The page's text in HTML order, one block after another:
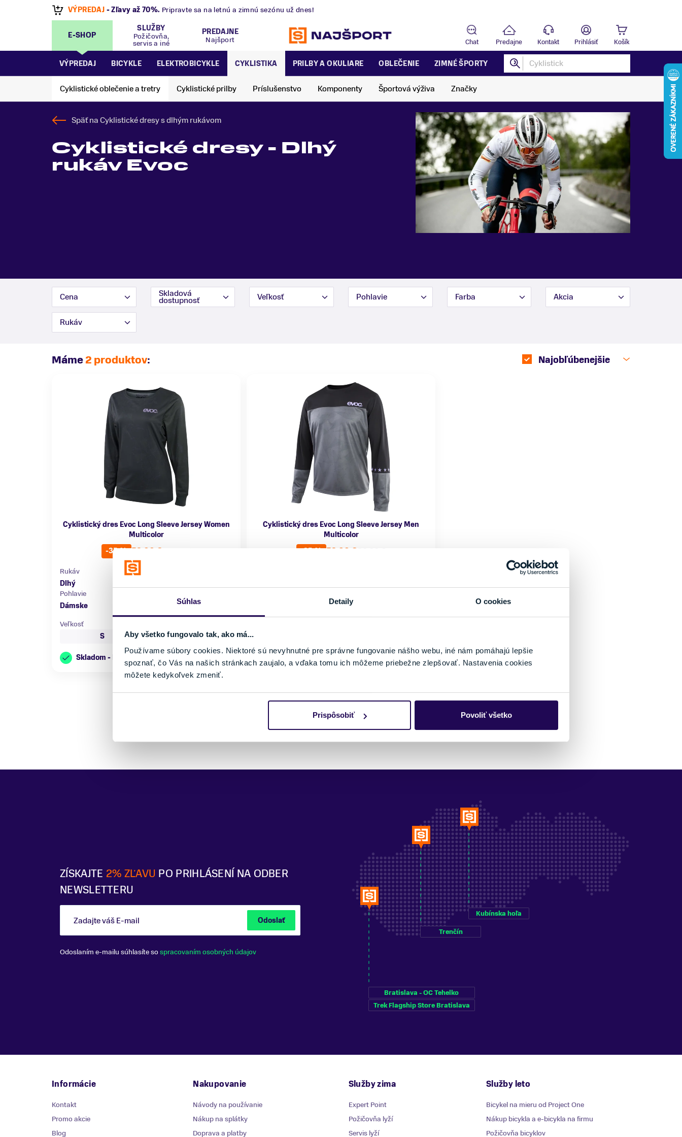
Súhlas Detaily O cookies
Aby všetko fungovalo tak, ako má...
Používame súbory cookies. Niektoré sú nevyhnutné pre správne fungovanie nášho webu, iné nám pomáhajú lepšie
spoznať, čo Vás na našich stránkach zaujalo, a vďaka tomu ich môžeme priebežne zlepšovať. Nastavenia cookies
môžete kedykoľvek zmeniť.
Prispôsobiť Povoliť všetko
VÝPREDAJ - Zľavy až 70%. Pripravte sa na letnú a zimnú sezónu už dnes!
E-SHOP
SLUŽBY
Požičovňa,
servis a iné
PREDAJNE
Najšport
Chat Predajne Kontakt Prihlásiť Košík
VÝPREDAJ BICYKLE ELEKTROBICYKLE CYKLISTIKA PRILBY A OKULIARE OBLEČENIE ZIMNÉ ŠPORTY
Cyklistické oblečenie a tretry Cyklistické prilby Príslušenstvo Komponenty Športová výživa Značky
Späť naCyklistické dresy s dlhým rukávom
Cyklistické dresy - Dlhý
rukáv Evoc
Cena Skladová
dostupnosť Veľkosť Pohlavie Farba Akcia
Rukáv
Máme2 produktov: Najobľúbenejšie
Cyklistický dres Evoc Long Sleeve Jersey Women
Multicolor
-35 % 52,00 €
Rukáv
Dlhý
Pohlavie
Dámske
Veľkosť
S
M
Skladom - Ihneď k odberu
Cyklistický dres Evoc Long Sleeve Jersey Men
Multicolor
-35 % 52,00 €
Evoc
Posledný kus skladom
ZÍSKAJTE 2% ZĽAVU PO PRIHLÁSENÍ NA ODBER
NEWSLETTERU
Zadajte váš E-mail Odoslať
Odoslaním e-mailu súhlasíte sospracovaním osobných údajov
Bratislava - OC Tehelko
Trek Flagship Store Bratislava
Trenčín
Kubínska hoľa
Informácie
Kontakt
Promo akcie
Blog
Nakupovanie
Návody na používanie
Nákup na splátky
Doprava a platby
Služby zima
Expert Point
Požičovňa lyží
Servis lyží
Služby leto
Bicykel na mieru od Project One
Nákup bicykla a e-bicykla na firmu
Požičovňa bicyklov